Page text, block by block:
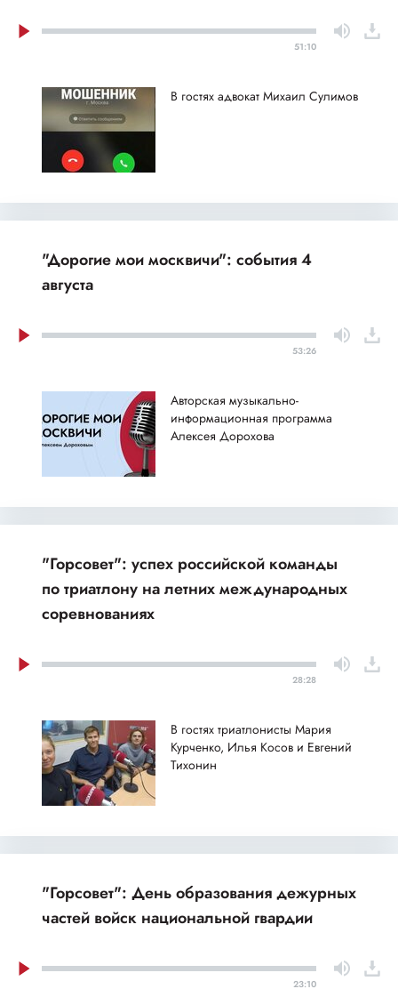
51:10
В гостях адвокат Михаил Сулимов
"Дорогие мои москвичи": события 4
августа
53:26
Авторская музыкально-
информационная программа
Алексея Дорохова
"Горсовет": успех российской команды
по триатлону на летних международных
соревнованиях
28:28
В гостях триатлонисты Мария
Курченко, Илья Косов и Евгений
Тихонин
"Горсовет": День образования дежурных
частей войск национальной гвардии
23:10